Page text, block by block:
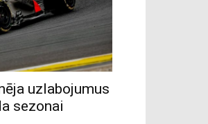
uzlabojumus
sezonai